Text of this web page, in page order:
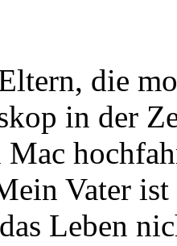
die
in der
Mac
Vater
Leben